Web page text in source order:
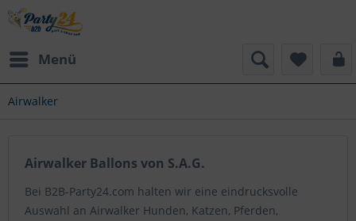
Menü
Airwalker
Airwalker Ballons von S.A.G.
Bei B2B-Party24.com halten wir eine eindrucksvolle
Auswahl an Airwalker Hunden, Katzen, Pferden,